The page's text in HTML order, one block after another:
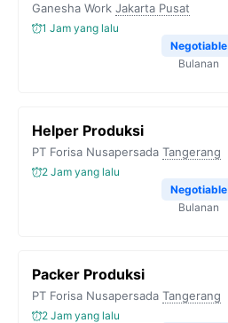
Ganesha Work Jakarta Pusat
1 Jam yang lalu
Negotiable
Bulanan
Helper Produksi
PT Forisa Nusapersada Tangerang
2 Jam yang lalu
Negotiable
Bulanan
Packer Produksi
PT Forisa Nusapersada Tangerang
2 Jam yang lalu